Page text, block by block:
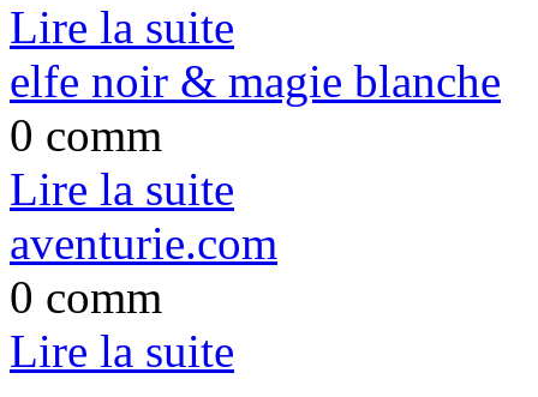
Lire la suite
elfe noir & magie blanche
0 comm
Lire la suite
aventurie.com
0 comm
Lire la suite